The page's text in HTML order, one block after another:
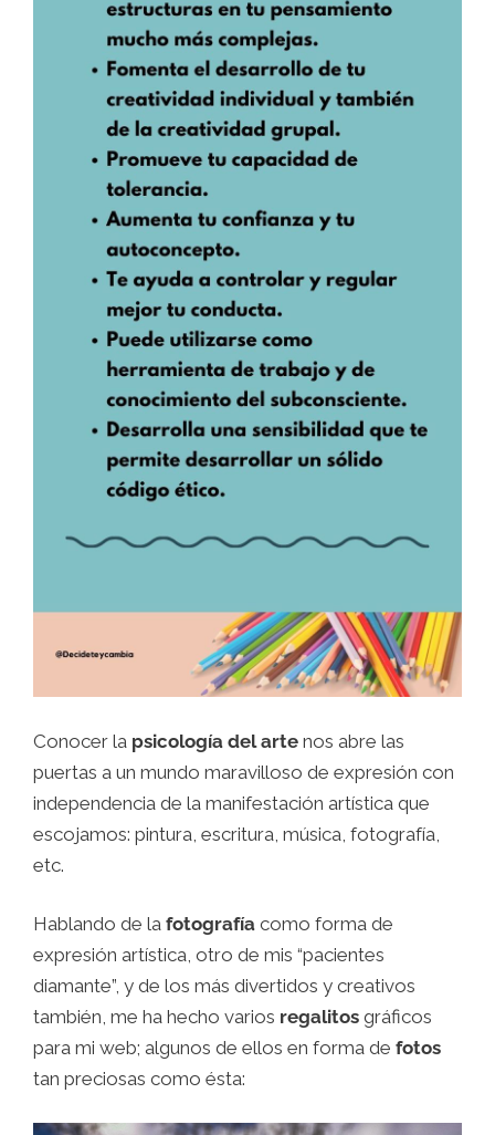
Conocer la psicología del arte nos abre las
puertas a un mundo maravilloso de expresión con
independencia de la manifestación artística que
escojamos: pintura, escritura, música, fotografía,
etc.
Hablando de la fotografía como forma de
expresión artística, otro de mis “pacientes
diamante”, y de los más divertidos y creativos
también, me ha hecho varios regalitos gráficos
para mi web; algunos de ellos en forma de fotos
tan preciosas como ésta: